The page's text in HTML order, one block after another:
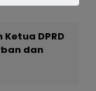
DPRD
dan